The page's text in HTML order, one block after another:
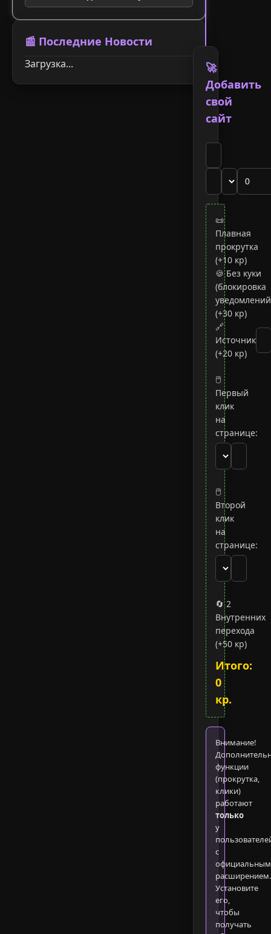
📰 Последние Новости
Загрузка...
🚀
Добавить
свой
сайт
📜
Плавная
прокрутка
(+10 кр)
🍪 Без куки
(блокировка
(+30 кр)
🔗
Источник
(+20 кр)
🖱
Первый
клик
на
странице:
🖱
Второй
клик
на
странице:
🔄 2
Внутренних
перехода
(+50 кр)
Итого:
0
кр.
Внимание!
функции
(прокрутка,
клики)
работают
только
у
с
официальным
расширением.
Установите
его,
чтобы
получать